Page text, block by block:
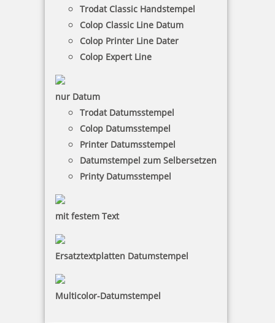
Trodat Classic Handstempel
Colop Classic Line Datum
Colop Printer Line Dater
Colop Expert Line
nur Datum
Trodat Datumsstempel
Colop Datumsstempel
Printer Datumsstempel
Datumstempel zum Selbersetzen
Printy Datumsstempel
mit festem Text
Ersatztextplatten Datumstempel
Multicolor-Datumstempel
Trodat Printy 4912 Mehrfarbiger Stempel
55,04 €
Jetzt gestalten